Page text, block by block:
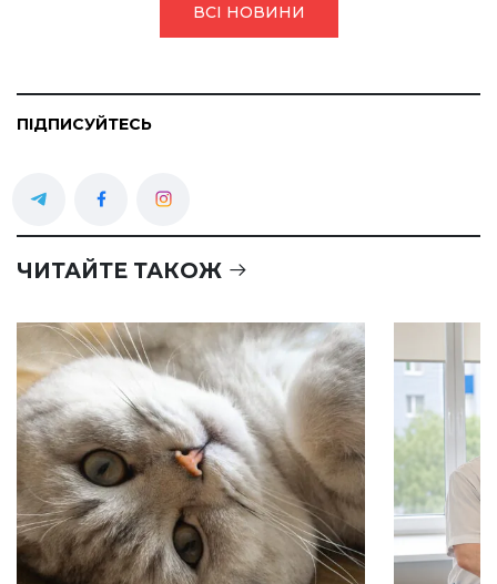
ВСІ НОВИНИ
ПІДПИСУЙТЕСЬ
ЧИТАЙТЕ ТАКОЖ